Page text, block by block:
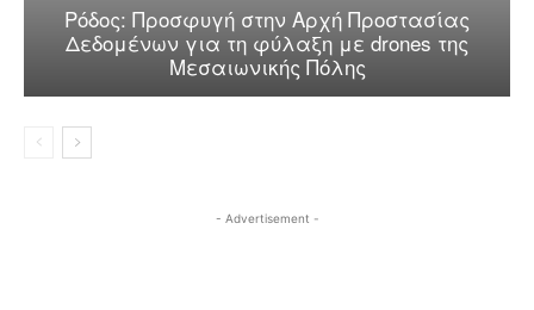
Ρόδος: Προσφυγή στην Αρχή Προστασίας
Δεδομένων για τη φύλαξη με drones της
Μεσαιωνικής Πόλης
- Advertisement -